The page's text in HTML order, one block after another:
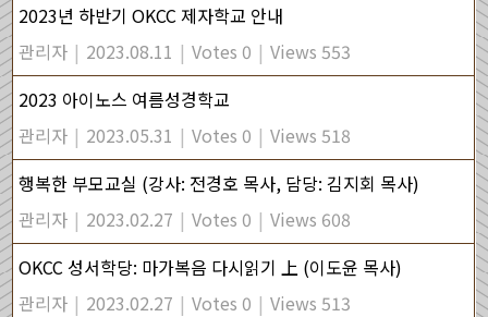
2023년 하반기 OKCC 제자학교 안내
관리자 | 2023.08.11 | Votes 0 | Views 553
2023 아이노스 여름성경학교
관리자 | 2023.05.31 | Votes 0 | Views 518
행복한 부모교실 (강사: 전경호 목사, 담당: 김지회 목사)
관리자 | 2023.02.27 | Votes 0 | Views 608
OKCC 성서학당: 마가복음 다시읽기 上 (이도윤 목사)
관리자 | 2023.02.27 | Votes 0 | Views 513